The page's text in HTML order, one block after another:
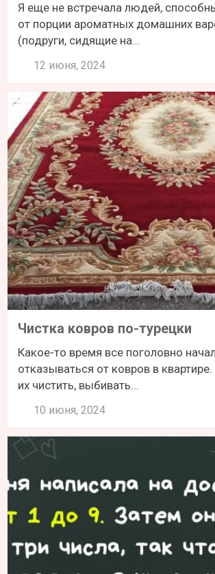
Я еще не встречала людей,
от порции ароматных домашних
(подруги, сидящие на...
12 июня, 2024
Чистка ковров по-турецки
Какое-то время все поголовно
отказываться от ковров в
их чистить, выбивать...
10 июня, 2024